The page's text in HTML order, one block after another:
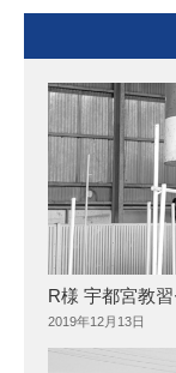
R様 宇都宮教
2019年12月13日